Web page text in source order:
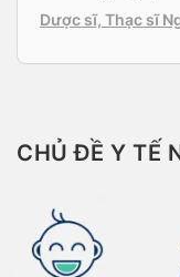
dòng máu tác
ra nhiều vấn đề
Dược sĩ, Thạc sĩ
CHỦ ĐỀ Y TẾ